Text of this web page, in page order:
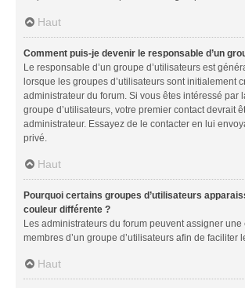
Haut
Comment puis-je devenir le responsable d’un
Le responsable d’un groupe d’utilisateurs est
lorsque les groupes d’utilisateurs sont initialement
administrateur du forum. Si vous êtes intéressé par
groupe d’utilisateurs, votre premier contact devrait
administrateur. Essayez de le contacter en lui
privé.
Haut
Pourquoi certains groupes d’utilisateurs
couleur différente ?
Les administrateurs du forum peuvent assigner une
membres d’un groupe d’utilisateurs afin de faciliter
Haut